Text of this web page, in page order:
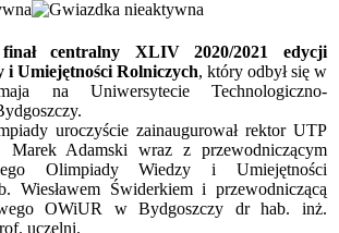
finał centralny XLIV 2020/2021 edycji
i Umiejętności Rolniczych, który odbył się w
na Uniwersytecie Technologiczno-
uroczyście zainaugurował rektor UTP
Adamski wraz z przewodniczącym
Olimpiady Wiedzy i Umiejętności
Wiesławem Świderkiem i przewodniczącą
OWiUR w Bydgoszczy dr hab. inż.
uczelni.